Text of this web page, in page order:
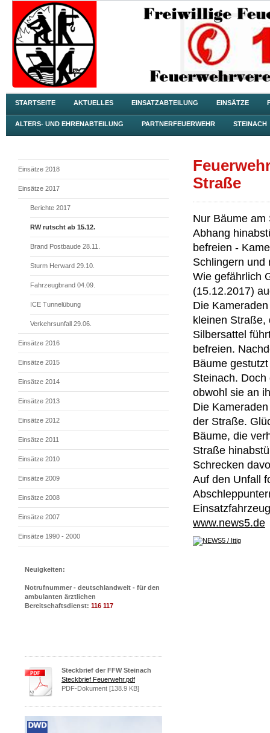
STARTSEITE AKTUELLES EINSATZABTEILUNG EINSÄTZE
ALTERS- UND EHRENABTEILUNG PARTNERFEUERWEHR STEINACH
Einsätze 2018
Einsätze 2017
Berichte 2017
RW rutscht ab 15.12.
Brand Postbaude 28.11.
Sturm Herward 29.10.
Fahrzeugbrand 04.09.
ICE Tunnelübung
Verkehrsunfall 29.06.
Einsätze 2016
Einsätze 2015
Einsätze 2014
Einsätze 2013
Einsätze 2012
Einsätze 2011
Einsätze 2010
Einsätze 2009
Einsätze 2008
Einsätze 2007
Einsätze 1990 - 2000
Neuigkeiten:
Notrufnummer - deutschlandweit - für den
ambulanten ärztlichen
Bereitschaftsdienst: 116 117
Steckbrief der FFW Steinach
Steckbrief Feuerwehr.pdf
PDF-Dokument [138.9 KB]
Straße
Nur Bäume am
Abhang
befreien -
Schlingern und
Wie gefährlich
(15.12.2017)
Die
kleinen Straße,
Silbersattel
befreien.
Bäume
Steinach.
obwohl sie an
Die
der Straße.
Bäume, die
Straße
Schrecken
Auf den Unfall
www.news5.de